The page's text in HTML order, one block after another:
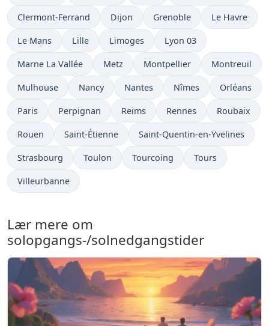
Clermont-Ferrand Dijon Grenoble Le Havre
Le Mans Lille Limoges Lyon 03
Marne La Vallée Metz Montpellier Montreuil
Mulhouse Nancy Nantes Nîmes Orléans
Paris Perpignan Reims Rennes Roubaix
Rouen Saint-Étienne Saint-Quentin-en-Yvelines
Strasbourg Toulon Tourcoing Tours
Villeurbanne
Lær mere om
solopgangs-/solnedgangstider